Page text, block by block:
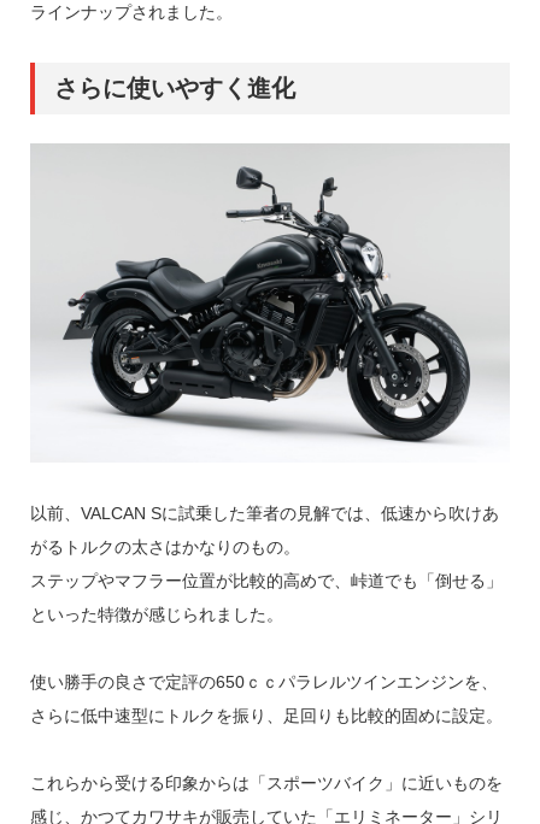
ラインナップされました。
さらに使いやすく進化
以前、VALCAN Sに試乗した筆者の見解では、低速から吹けあ
がるトルクの太さはかなりのもの。
ステップやマフラー位置が比較的高めで、峠道でも「倒せる」
といった特徴が感じられました。
使い勝手の良さで定評の650ｃｃパラレルツインエンジンを、
さらに低中速型にトルクを振り、足回りも比較的固めに設定。
これらから受ける印象からは「スポーツバイク」に近いものを
感じ、かつてカワサキが販売していた「エリミネーター」シリ